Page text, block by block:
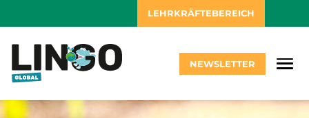
LEHRKRÄFTEBEREICH
NEWSLETTER